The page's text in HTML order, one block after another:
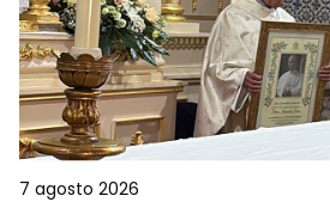
7 agosto 2026